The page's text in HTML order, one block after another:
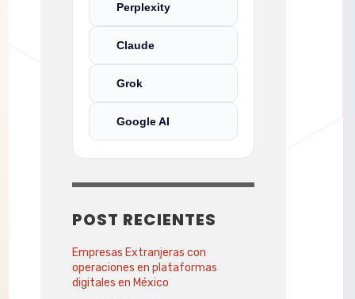
Perplexity
Claude
Grok
Google AI
POST RECIENTES
Empresas Extranjeras con
operaciones en plataformas
digitales en México